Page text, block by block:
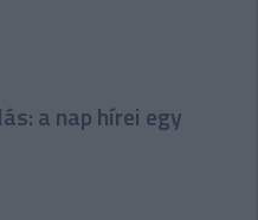
a nap hírei egy